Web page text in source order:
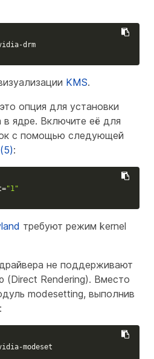
drm
KMS.
опция для установки
в ядре. Включите её для
с помощью следующей
:
="1"
требуют режим kernel
не поддерживают
(Direct Rendering). Вместо
modesetting, выполнив
modeset